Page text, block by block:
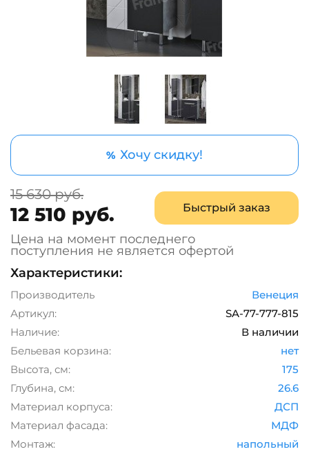
% Хочу скидку!
15 630 руб.
12 510 руб. Быстрый заказ
Цена на момент последнего
поступления не является офертой
Характеристики:
Производитель
Венеция
Артикул:
SA-77-777-815
Наличие:
В наличии
Бельевая корзина:
нет
Высота, см:
175
Глубина, см:
26.6
Материал корпуса:
ДСП
Материал фасада:
МДФ
Монтаж:
напольный